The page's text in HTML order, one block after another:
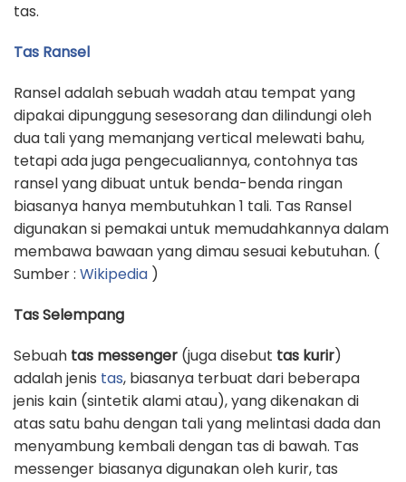
tas.
Tas Ransel
Ransel adalah sebuah wadah atau tempat yang
dipakai dipunggung sesesorang dan dilindungi oleh
dua tali yang memanjang vertical melewati bahu,
tetapi ada juga pengecualiannya, contohnya tas
ransel yang dibuat untuk benda-benda ringan
biasanya hanya membutuhkan 1 tali. Tas Ransel
digunakan si pemakai untuk memudahkannya dalam
membawa bawaan yang dimau sesuai kebutuhan. (
Sumber : Wikipedia )
Tas Selempang
Sebuah tas messenger (juga disebut tas kurir)
adalah jenis tas, biasanya terbuat dari beberapa
jenis kain (sintetik alami atau), yang dikenakan di
atas satu bahu dengan tali yang melintasi dada dan
menyambung kembali dengan tas di bawah. Tas
messenger biasanya digunakan oleh kurir, tas